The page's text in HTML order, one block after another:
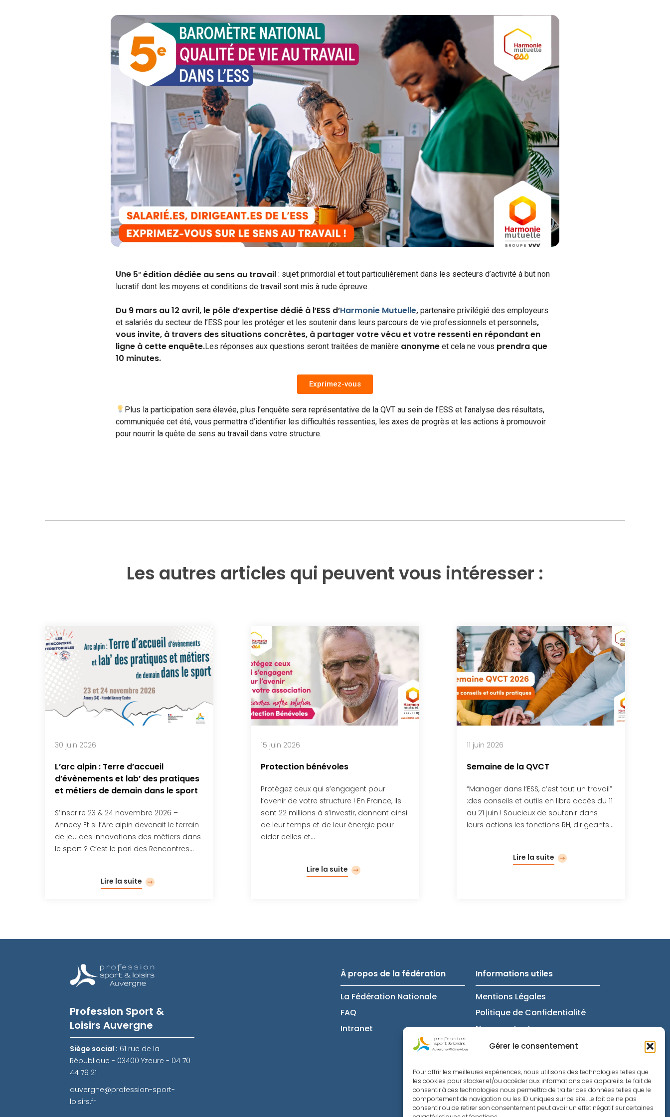
Gérer le consentement
Pour offrir les meilleures expériences, nous utilisons des technologies telles que
les cookies pour stocker et/ou accéder aux informations des appareils. Le fait de
consentir à ces technologies nous permettra de traiter des données telles que le
comportement de navigation ou les ID uniques sur ce site. Le fait de ne pas
consentir ou de retirer son consentement peut avoir un effet négatif sur certaines
Une 5e édition dédiée au sens au travail : sujet primordial et tout particulièrement dans les secteurs d’activité à but non
lucratif dont les moyens et conditions de travail sont mis à rude épreuve.
Du 9 mars au 12 avril, le pôle d’expertise dédié à l’ESS d’Harmonie Mutuelle, partenaire privilégié des employeurs
et salariés du secteur de l’ESS pour les protéger et les soutenir dans leurs parcours de vie professionnels et personnels,
vous invite, à travers des situations concrètes, à partager votre vécu et votre ressenti en répondant en
ligne à cette enquête.Les réponses aux questions seront traitées de manière anonyme et cela ne vous prendra que
10 minutes.
Exprimez-vous
Plus la participation sera élevée, plus l’enquête sera représentative de la QVT au sein de l’ESS et l’analyse des résultats,
communiquée cet été, vous permettra d’identifier les difficultés ressenties, les axes de progrès et les actions à promouvoir
pour nourrir la quête de sens au travail dans votre structure.
Les autres articles qui peuvent vous intéresser :
30 juin 2026
L’arc alpin : Terre d’accueil
d’évènements et lab’ des pratiques
et métiers de demain dans le sport
S’inscrire 23 & 24 novembre 2026 –
Annecy Et si l’Arc alpin devenait le terrain
de jeu des innovations des métiers dans
le sport ? C’est le pari des Rencontres…
Lire la suite
15 juin 2026
Protection bénévoles
Protégez ceux qui s’engagent pour
l’avenir de votre structure ! En France, ils
sont 22 millions à s’investir, donnant ainsi
de leur temps et de leur énergie pour
aider celles et…
Lire la suite
11 juin 2026
Semaine de la QVCT
“Manager dans l’ESS, c’est tout un travail”
:des conseils et outils en libre accès du 11
au 21 juin ! Soucieux de soutenir dans
leurs actions les fonctions RH, dirigeants…
Lire la suite
Profession Sport &
Loisirs Auvergne
Siège social : 61 rue de la
République - 03400 Yzeure - 04 70
44 79 21
auvergne@profession-sport-
loisirs.fr
À propos de la fédération
La Fédération Nationale
FAQ
Intranet
Informations utiles
Mentions Légales
Politique de Confidentialité
Nous contacter
Politique de cookies